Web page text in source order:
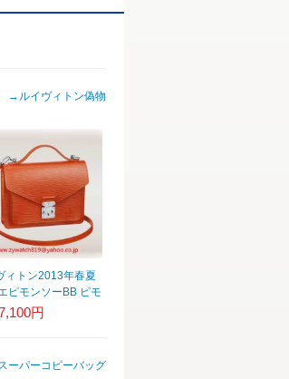
→ ルイヴィトン偽物
ィトン2013年春夏
ピモンソーBB ピモ
円
ーパーコピーバッグ